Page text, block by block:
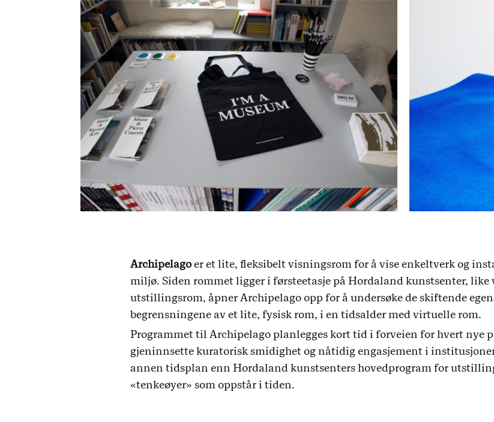
Archipelagoer et lite, fleksibelt visningsrom for å vise enkeltverk og
miljø. Siden rommet ligger i førsteetasje på Hordaland kunstsenter, like
utstillingsrom, åpner Archipelago opp for å undersøke de skiftende
begrensningene av et lite, fysisk rom, i en tidsalder med virtuelle rom.
Programmet til Archipelago planlegges kort tid i forveien for hvert nye
gjeninnsette kuratorisk smidighet og nåtidig engasjement i
annen tidsplan enn Hordaland kunstsenters hovedprogram for
«tenkeøyer» som oppstår i tiden.